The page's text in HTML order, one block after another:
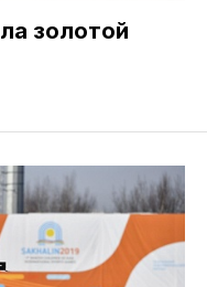
золотой